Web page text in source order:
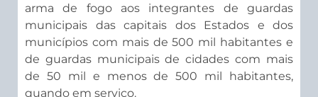
arma de fogo aos integrantes de guardas
municipais das capitais dos Estados e dos
municípios com mais de 500 mil habitantes e
de guardas municipais de cidades com mais
de 50 mil e menos de 500 mil habitantes,
quando em serviço.